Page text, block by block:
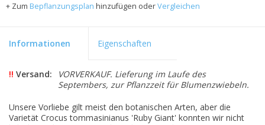
+ Zum Bepflanzungsplan hinzufügen oderVergleichen
Informationen Eigenschaften
!! Versand:
VORVERKAUF. Lieferung im Laufe des
Septembers, zur Pflanzzeit für Blumenzwiebeln.
Unsere Vorliebe gilt meist den botanischen Arten, aber die
Varietät Crocus tommasinianus 'Ruby Giant' konnten wir nicht